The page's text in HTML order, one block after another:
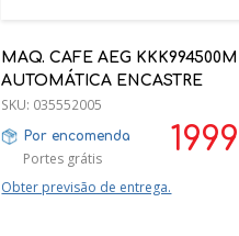
MAQ. CAFE AEG KKK994500M
AUTOMÁTICA ENCASTRE
1999
SKU: 035552005
Por encomenda
Portes grátis
Obter previsão de entrega.